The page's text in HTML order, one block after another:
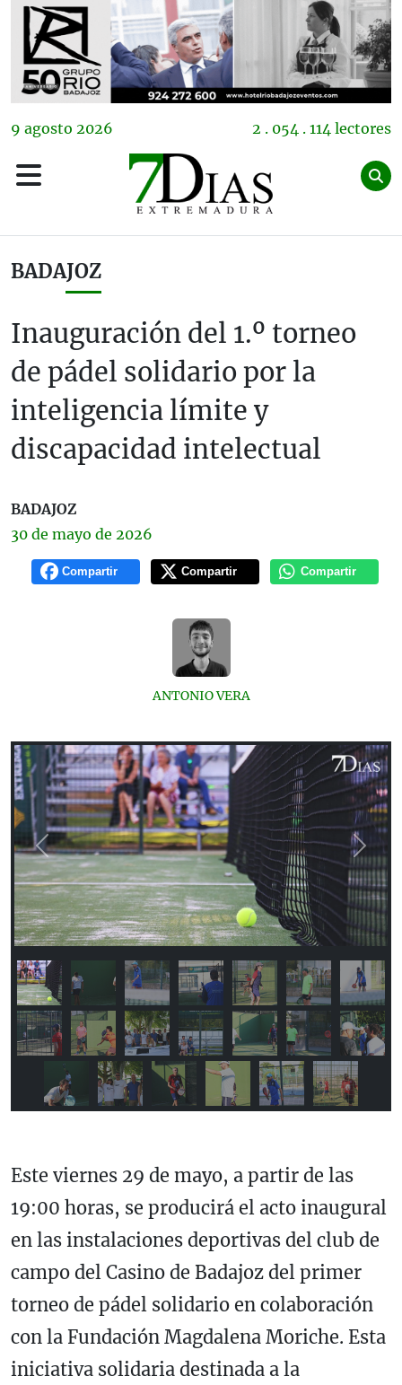
9 agosto 2026 2 . 054 . 114 lectores
BADAJOZ
Inauguración del 1.º torneo
de pádel solidario por la
inteligencia límite y
discapacidad intelectual
BADAJOZ
30 de mayo de 2026
Compartir Compartir Compartir
ANTONIO VERA
Previous Next
Este viernes 29 de mayo, a partir de las
19:00 horas, se producirá el acto inaugural
en las instalaciones deportivas del club de
campo del Casino de Badajoz del primer
torneo de pádel solidario en colaboración
con la Fundación Magdalena Moriche. Esta
iniciativa solidaria destinada a la